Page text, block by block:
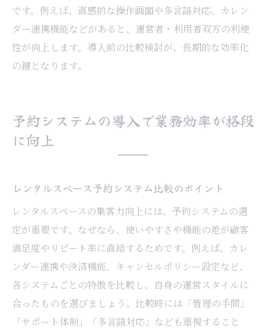
です。例えば、直感的な操作画面や多言語対応、カレン
ダー連携機能などがあると、運営者・利用者双方の利便
性が向上します。導入前の比較検討が、長期的な効率化
の鍵となります。
予約システムの導入で業務効率が格段
に向上
レンタルスペース予約システム比較のポイント
レンタルスペースの集客力向上には、予約システムの選
定が重要です。なぜなら、使いやすさや機能の差が顧客
満足度やリピート率に直結するためです。例えば、カレ
ンダー連携や決済機能、キャンセルポリシー設定など、
各システムごとの特徴を比較し、自身の運営スタイルに
合ったものを選びましょう。比較時には「管理の手間」
「サポート体制」「多言語対応」なども重視すること